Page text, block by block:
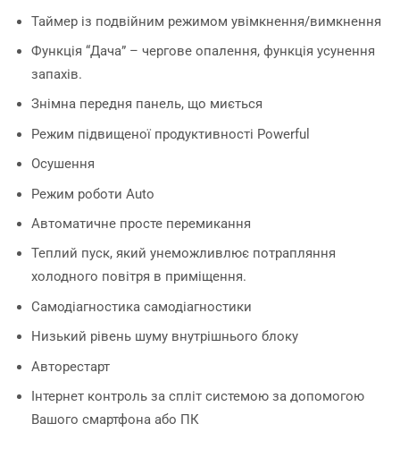
Таймер із подвійним режимом увімкнення/вимкнення
Функція “Дача” – чергове опалення, функція усунення
запахів.
Знімна передня панель, що миється
Режим підвищеної продуктивності Powerful
Осушення
Режим роботи Auto
Автоматичне просте перемикання
Теплий пуск, який унеможливлює потрапляння
холодного повітря в приміщення.
Самодіагностика самодіагностики
Низький рівень шуму внутрішнього блоку
Авторестарт
Інтернет контроль за спліт системою за допомогою
Вашого смартфона або ПК